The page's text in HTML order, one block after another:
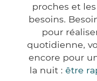
proches et
besoins.
pour
quotidienne,
encore pour
la nuit : être